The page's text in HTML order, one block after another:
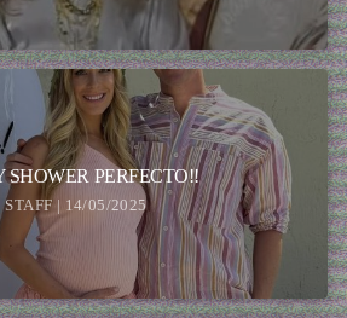
SHOWER PERFECTO!!
STAFF | 14/05/2025